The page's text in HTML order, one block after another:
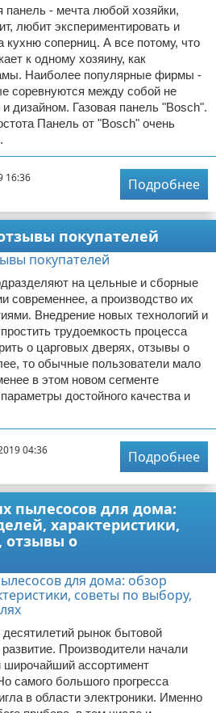
панель - мечта любой хозяйки,
любит экспериментировать и
кухню соперниц. А все потому, что
к одному хозяину, как
Наиболее популярные фирмы -
соревнуются между собой не
дизайном. Газовая панель "Bosch".
Панель от "Bosch" очень
16:36
Подробнее
покупателей
на цельные и сборные
современнее, а производство их
Внедрение новых технологий и
трудоемкость процесса
о царговых дверях, отзывы о
то обычные пользователи мало
в этом новом сегменте
достойного качества и
04:36
Подробнее
пылесосов для дома:
характеристики,
отзывы о
рынок бытовой
Производители начали
широчайший ассортимент
самого большого прогресса
в области электроники. Именно